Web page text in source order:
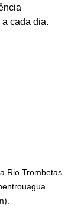
cada dia.
Rio Trombetas